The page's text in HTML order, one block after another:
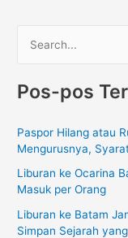
r
u
t
Pos-pos
Paspor Hilang atau
Mengurusnya,
Liburan ke Ocarina
Masuk per Orang
Liburan ke Batam
Simpan Sejarah